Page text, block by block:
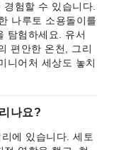
험할 수 있습니다.
나루토 소용돌이를
탐험하세요. 유서
편안한 온천, 그리
니어처 세상도 놓치
나요?
에 있습니다. 세토